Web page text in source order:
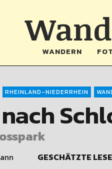
WANDERN
RHEINLAND-NIEDERRHEIN
GESCHÄTZTE